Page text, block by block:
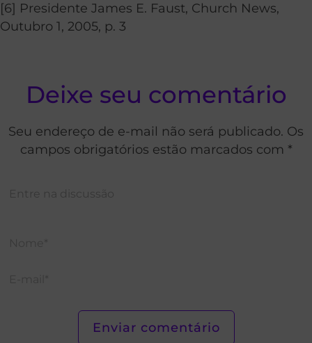
[6] Presidente James E. Faust, Church News,
Outubro 1, 2005, p. 3
Deixe seu comentário
Seu endereço de e-mail não será publicado. Os
campos obrigatórios estão marcados com *